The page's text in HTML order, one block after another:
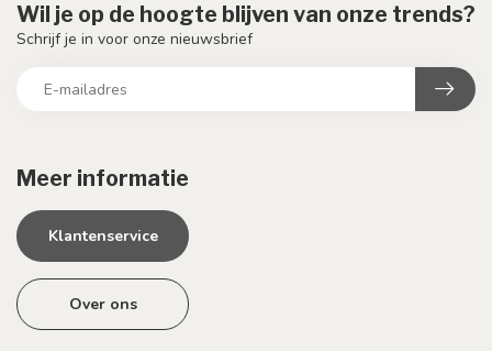
Meer informatie
Klantenservice
Over ons
Wil je op de hoogte blijven van onze trends?
Schrijf je in voor onze nieuwsbrief